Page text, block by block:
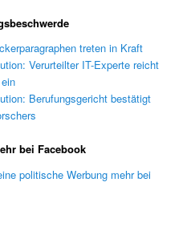
treten in Kraft
Verurteilter IT-Experte reicht
Berufungsgericht bestätigt
bei Facebook
politische Werbung mehr bei